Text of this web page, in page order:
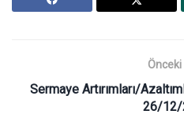
Önceki
Sermaye Artırımları/
26/12/